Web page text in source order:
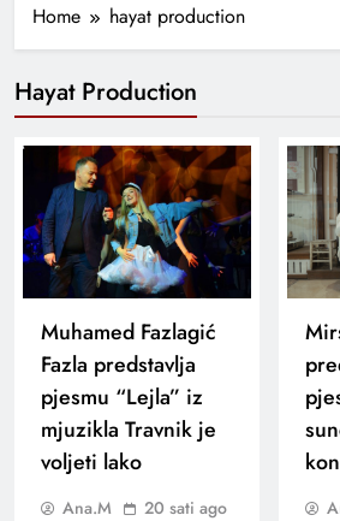
Home hayat production
Hayat Production
Muhamed Fazlagić
Fazla predstavlja
pjesmu “Lejla” iz
mjuzikla Travnik je
voljeti lako
Ana.M 20 sati ago